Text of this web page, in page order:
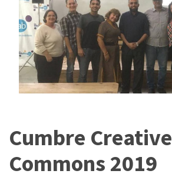
Cumbre Creative
Commons 2019